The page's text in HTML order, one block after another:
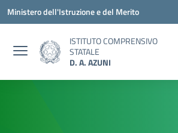
Vai ai contenuti
Vai al menu di navigazione
Vai al footer
Ministero dell'Istruzione e del Merito
ISTITUTO COMPRENSIVO
STATALE
D. A. AZUNI